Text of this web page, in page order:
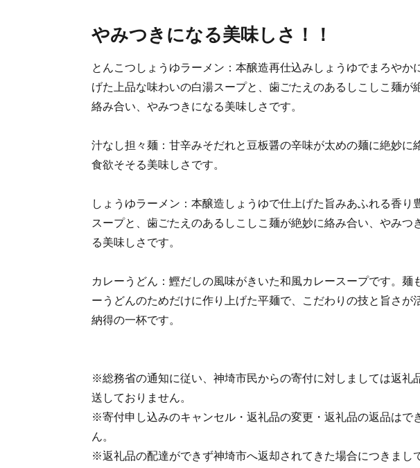
やみつきになる美味しさ！！
とんこつしょうゆラーメン：本醸造再仕込みしょうゆでまろやか
げた上品な味わいの白湯スープと、歯ごたえのあるしこしこ麺が
絡み合い、やみつきになる美味しさです。
汁なし担々麺：甘辛みそだれと豆板醤の辛味が太めの麺に絶妙に
食欲そそる美味しさです。
しょうゆラーメン：本醸造しょうゆで仕上げた旨みあふれる香り
スープと、歯ごたえのあるしこしこ麺が絶妙に絡み合い、やみつ
る美味しさです。
カレーうどん：鰹だしの風味がきいた和風カレースープです。麺
ーうどんのためだけに作り上げた平麺で、こだわりの技と旨さが
納得の一杯です。
※総務省の通知に従い、神埼市民からの寄付に対しましては返礼
送しておりません。
※寄付申し込みのキャンセル・返礼品の変更・返礼品の返品はで
ん。
※返礼品の配達ができず神埼市へ返却されてきた場合につきまし